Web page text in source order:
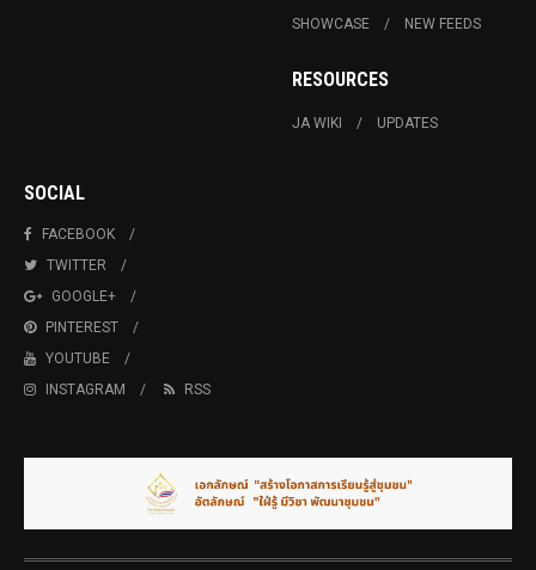
SHOWCASE
NEW FEEDS
RESOURCES
JA WIKI UPDATES
SOCIAL
FACEBOOK
TWITTER
GOOGLE+
PINTEREST
YOUTUBE
INSTAGRAM
RSS